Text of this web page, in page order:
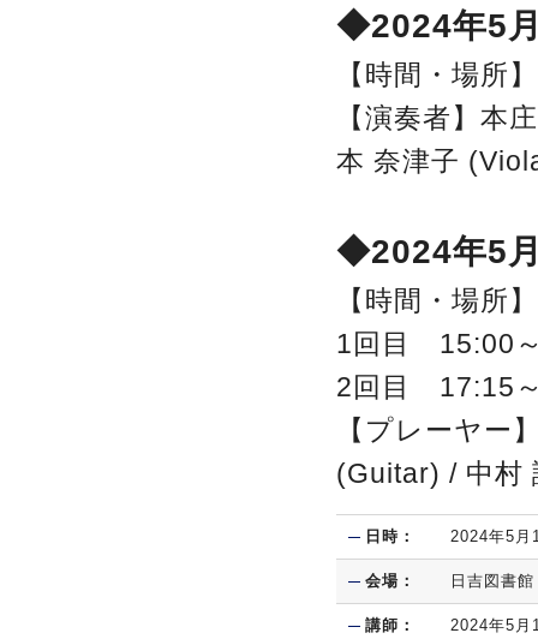
◆2024年5
【時間・場
【演奏者】本
本 奈津子
◆2024年5
【時間・場所】
1回目 15:00
2回目 17:15
【プレーヤー
(Guitar) / 中村
日時： 2024年5月
会場： 日吉図書館
講師：
2024年5月